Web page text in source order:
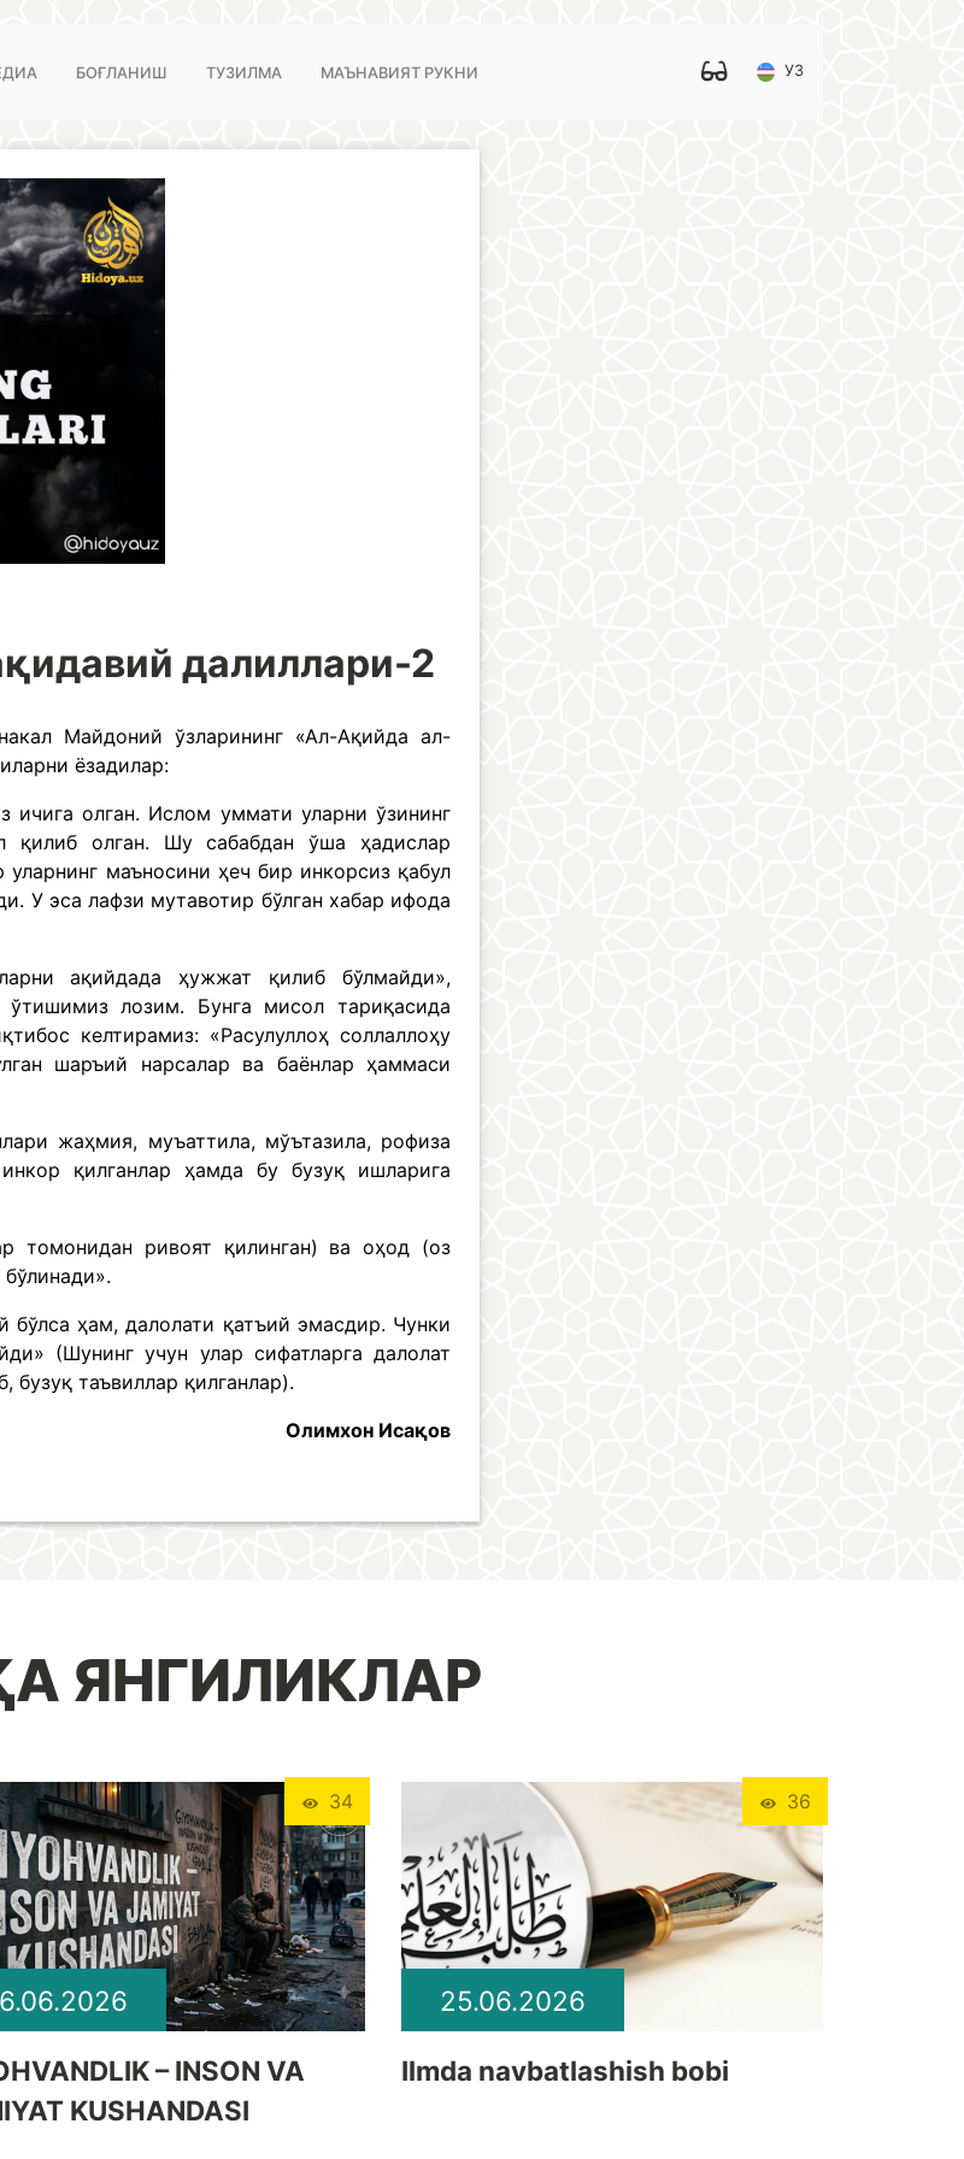
УЗ
БОҒЛАНИШ ТУЗИЛМА МАЪНАВИЯТ РУКНИ
далиллари-2
Майдоний ўзларининг «Ал-Ақийда ал-
ёзадилар:
ичига олган. Ислом уммати уларни ўзининг
қилиб олган. Шу сабабдан ўша ҳадислар
маъносини ҳеч бир инкорсиз қабул
У эса лафзи мутавотир бўлган хабар ифода
ақийдада ҳужжат қилиб бўлмайди»,
ўтишимиз лозим. Бунга мисол тариқасида
келтирамиз: «Расулуллоҳ соллаллоҳу
шаръий нарсалар ва баёнлар ҳаммаси
жаҳмия, муъаттила, мўътазила, рофиза
қилганлар ҳамда бу бузуқ ишларига
томонидан ривоят қилинган) ва оҳод (оз
бўлса ҳам, далолати қатъий эмасдир. Чунки
(Шунинг учун улар сифатларга далолат
таъвиллар қилганлар).
Олимхон Исақов
ЯНГИЛИКЛАР
34
– INSON VA
KUSHANDASI
36
25.06.2026
Ilmda navbatlashish bobi